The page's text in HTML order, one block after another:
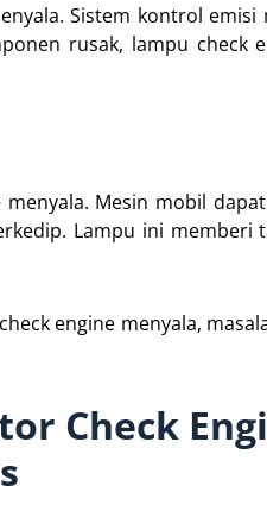
Sistem kontrol emisi
rusak, lampu check
Mesin mobil
Lampu ini memberi
engine menyala,
Check